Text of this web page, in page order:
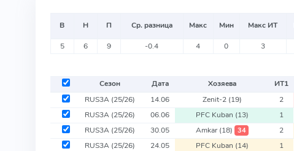
В Н П Ср. разница Макс Мин Макс ИТ
5 6 9 -0.4 4 0 3
Сезон Дата Хозяева ИТ1
RUS3A (25/26) 14.06 Zenit-2 (19) 2
RUS3A (25/26) 06.06 PFC Kuban (13) 1
RUS3A (25/26) 30.05 Amkar(18) 34 2
RUS3A (25/26) 24.05 PFC Kuban (14) 1